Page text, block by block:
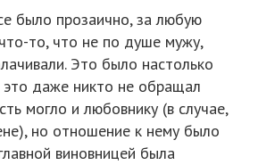
было прозаично, за любую
то, что не по душе мужу,
Это было настолько
даже никто не обращал
могло и любовнику (в случае,
но отношение к нему было
виновницей была